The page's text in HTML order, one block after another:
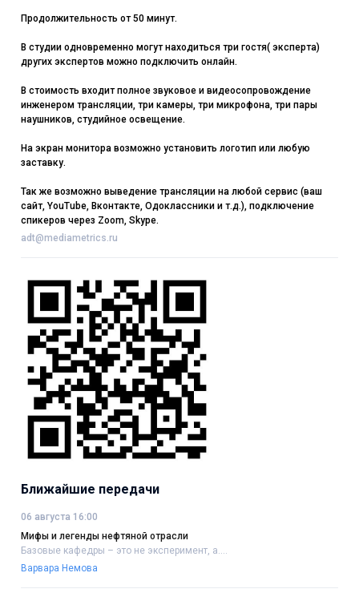
Продолжительность от 50 минут.
В студии одновременно могут находиться три гостя( эксперта)
других экспертов можно подключить онлайн.
В стоимость входит полное звуковое и видеосопровождение
инженером трансляции, три камеры, три микрофона, три пары
наушников, студийное освещение.
На экран монитора возможно установить логотип или любую
заставку.
Так же возможно выведение трансляции на любой сервис (ваш
сайт, YouTube, Вконтакте, Одоклассники и т.д.), подключение
спикеров через Zoom, Skype.
adt@mediametrics.ru
Ближайшие передачи
06 августа 16:00
Мифы и легенды нефтяной отрасли
Базовые кафедры – это не эксперимент, а....
Варвара Немова